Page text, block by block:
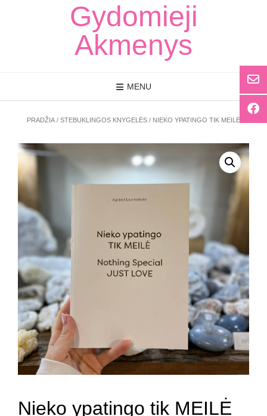
Gydomieji
Akmenys
MENU
PRADŽIA / STEBUKLINGOS KNYGELĖS / NIEKO YPATINGO TIK MEILĖ
Nieko ypatingo tik MEILĖ